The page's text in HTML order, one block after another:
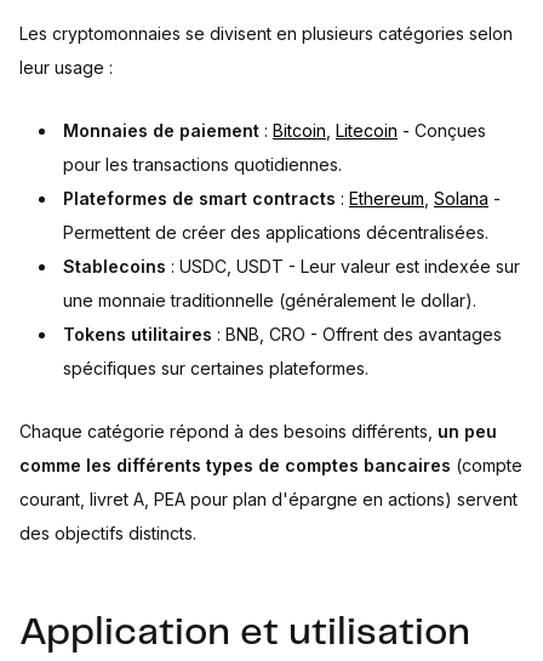
Les cryptomonnaies se divisent en plusieurs catégories selon
leur usage :
Monnaies de paiement : Bitcoin Litecoin - Conçues
pour les transactions quotidiennes.
Plateformes de smart contracts : Ethereum Solana -
Permettent de créer des applications décentralisées.
Stablecoins : USDC, USDT - Leur valeur est indexée sur
une monnaie traditionnelle (généralement le dollar).
Tokens utilitaires : BNB, CRO - Offrent des avantages
spécifiques sur certaines plateformes.
Chaque catégorie répond à des besoins différents, un peu
comme les différents types de comptes bancaires (compte
courant, livret A, PEA pour plan d'épargne en actions) servent
des objectifs distincts.
Application et utilisation